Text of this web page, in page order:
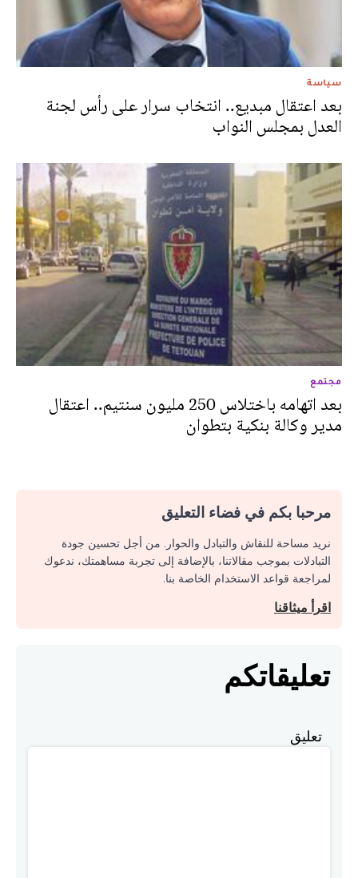
سياسة
بعد اعتقال مبديع.. انتخاب سرار على رأس لجنة
العدل بمجلس النواب
مجتمع
بعد اتهامه باختلاس 250 مليون سنتيم.. اعتقال
مدير وكالة بنكية بتطوان
مرحبا بكم في فضاء التعليق
نريد مساحة للنقاش والتبادل والحوار. من أجل تحسين جودة
التبادلات بموجب مقالاتنا، بالإضافة إلى تجربة مساهمتك، ندعوك
لمراجعة قواعد الاستخدام الخاصة بنا.
اقرأ ميثاقنا
تعليقاتكم
تعليق